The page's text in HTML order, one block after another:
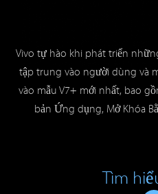
Vivo tự hào khi phát triển
tập trung vào người dùng và
vào mẫu V7+ mới nhất, bao
bản Ứng dụng, Mở Khóa
Tìm